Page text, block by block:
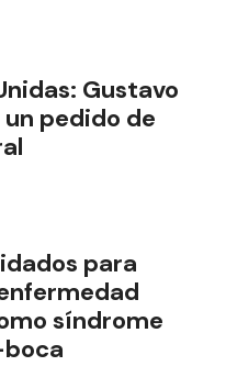
Gustavo
pedido de
para
síndrome